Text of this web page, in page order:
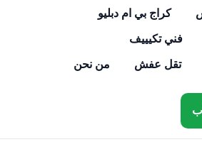
كراج بي ام دبليو
فني تكيييف
تقل عفش من نحن